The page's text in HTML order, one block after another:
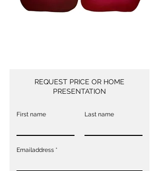
REQUEST PRICE OR HOME
PRESENTATION
First name Last name
Emailaddress